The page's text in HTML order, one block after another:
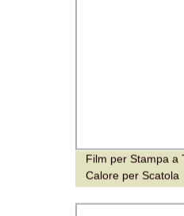
Film per Stampa a
Calore per Scatola